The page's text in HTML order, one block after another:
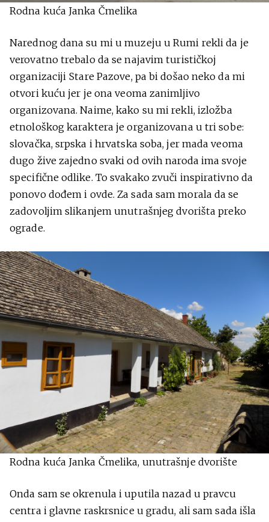
Rodna kuća Janka Čmelika
Narednog dana su mi u muzeju u Rumi rekli da je
verovatno trebalo da se najavim turističkoj
organizaciji Stare Pazove, pa bi došao neko da mi
otvori kuću jer je ona veoma zanimljivo
organizovana. Naime, kako su mi rekli, izložba
etnološkog karaktera je organizovana u tri sobe:
slovačka, srpska i hrvatska soba, jer mada veoma
dugo žive zajedno svaki od ovih naroda ima svoje
specifične odlike. To svakako zvuči inspirativno da
ponovo dođem i ovde. Za sada sam morala da se
zadovoljim slikanjem unutrašnjeg dvorišta preko
ograde.
Rodna kuća Janka Čmelika, unutrašnje dvorište
Onda sam se okrenula i uputila nazad u pravcu
centra i glavne raskrsnice u gradu, ali sam sada išla